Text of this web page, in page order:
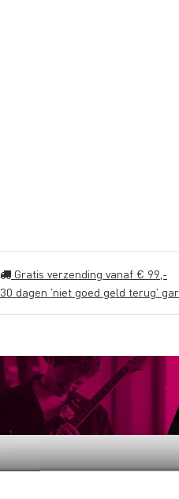
Gratis verzending vanaf € 99,-
30 dagen 'niet goed geld terug'